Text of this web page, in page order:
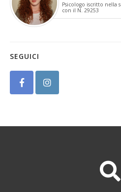
Psicologo iscritto nella
con il N. 29253
SEGUICI